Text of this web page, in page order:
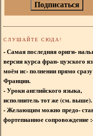
СЛУШАЙТЕ СЮДА!
- Самая последняя ориги-
версия курса фран- цузского
моём ис- полнении прямо
Франции.
- Уроки английского языка,
исполнитель тот же (см. выше).
- Желающим можно предо-
фортепианное сопровождение